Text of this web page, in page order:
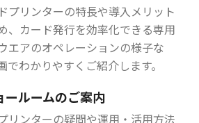
プリンターの特長や導入メリット
、カード発行を効率化できる専用
エアのオペレーションの様子な
でわかりやすくご紹介します。
ールームのご案内
リンターの疑問や運用・活用方法